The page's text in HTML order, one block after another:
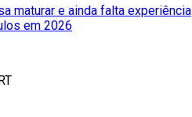
maturar e ainda falta experiência
em 2026